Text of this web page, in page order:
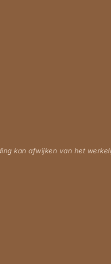
kan afwijken van het